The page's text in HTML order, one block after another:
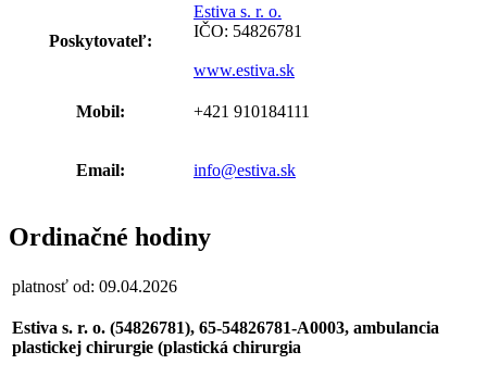
Poskytovateľ:
Estiva s. r. o.
IČO: 54826781
www.estiva.sk
Mobil: +421 910184111
Email: info@estiva.sk
Ordinačné hodiny
platnosť od: 09.04.2026
Estiva s. r. o. (54826781), 65-54826781-A0003, ambulancia
plastickej chirurgie (plastická chirurgia